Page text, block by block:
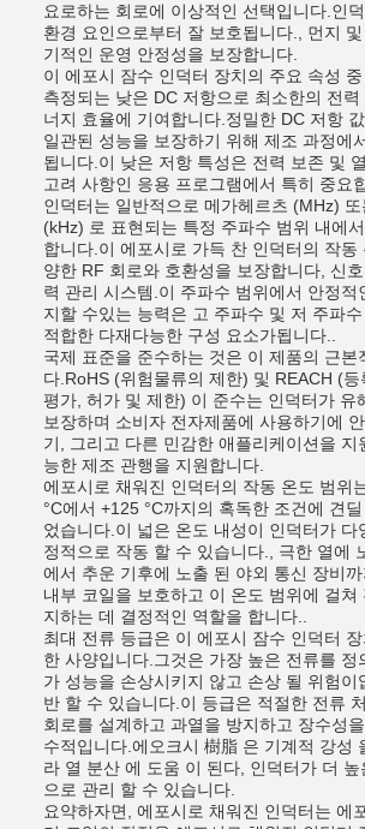
요로하는 회로에 이상적인 선택입니다.인
환경 요인으로부터 잘 보호됩니다., 먼지
기적인 운영 안정성을 보장합니다.
이 에포시 잠수 인덕터 장치의 주요 속성
측정되는 낮은 DC 저항으로 최소한의 전력
너지 효율에 기여합니다.정밀한 DC 저항
일관된 성능을 보장하기 위해 제조 과정에
됩니다.이 낮은 저항 특성은 전력 보존 및
고려 사항인 응용 프로그램에서 특히 중요
인덕터는 일반적으로 메가헤르츠 (MHz)
(kHz) 로 표현되는 특정 주파수 범위 내에
합니다.이 에포시로 가득 찬 인덕터의 작동
양한 RF 회로와 호환성을 보장합니다, 신
력 관리 시스템.이 주파수 범위에서 안정적
지할 수있는 능력은 고 주파수 및 저 주파
적합한 다재다능한 구성 요소가됩니다..
국제 표준을 준수하는 것은 이 제품의 근본
다.RoHS (위험물류의 제한) 및 REACH (등
평가, 허가 및 제한) 이 준수는 인덕터가 유
보장하며 소비자 전자제품에 사용하기에
기, 그리고 다른 민감한 애플리케이션을 지
능한 제조 관행을 지원합니다.
에포시로 채워진 인덕터의 작동 온도 범위
°C에서 +125 °C까지의 혹독한 조건에 견
었습니다.이 넓은 온도 내성이 인덕터가 다
정적으로 작동 할 수 있습니다., 극한 열에
에서 추운 기후에 노출 된 야외 통신 장비
내부 코일을 보호하고 이 온도 범위에 걸쳐
지하는 데 결정적인 역할을 합니다..
최대 전류 등급은 이 에포시 잠수 인덕터
한 사양입니다.그것은 가장 높은 전류를 정
가 성능을 손상시키지 않고 손상 될 위험이
반 할 수 있습니다.이 등급은 적절한 전류
회로를 설계하고 과열을 방지하고 장수성
수적입니다.에오크시 樹脂 은 기계적 강성
라 열 분산 에 도움 이 된다, 인덕터가 더 높
으로 관리 할 수 있습니다.
요약하자면, 에포시로 채워진 인덕터는 에